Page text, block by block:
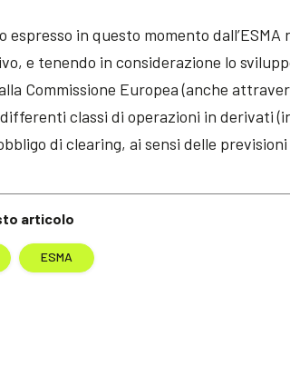
articolo
ESMA
espresso in questo momento
e tenendo in considerazione lo
Commissione Europea (anche
classi di operazioni in derivati
di clearing, ai sensi delle previsioni